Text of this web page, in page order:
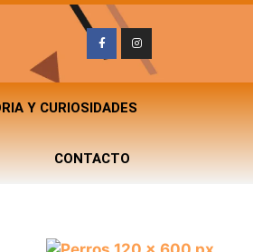
Y CURIOSIDADES
CONTACTO